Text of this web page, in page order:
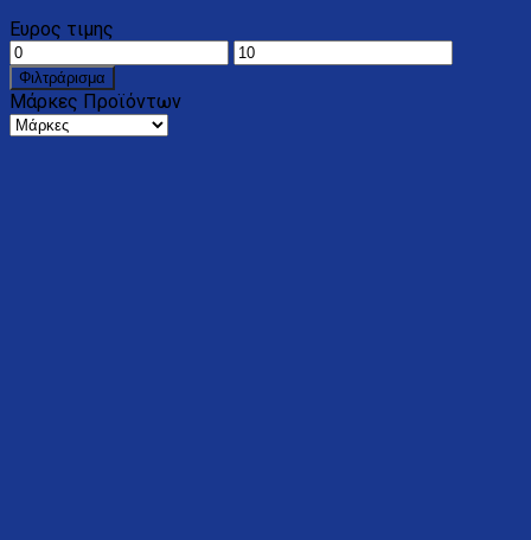
Ευρος τιμης
Φιλτράρισμα
Μάρκες Προϊόντων